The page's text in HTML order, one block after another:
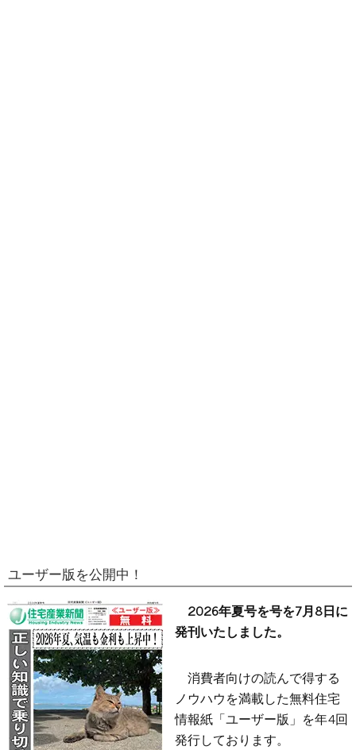
ユーザー版を公開中！
2026年夏号を号を7月8日に
発刊いたしました。
消費者向けの読んで得する
ノウハウを満載した無料住宅
情報紙「ユーザー版」を年4回
発行しております。